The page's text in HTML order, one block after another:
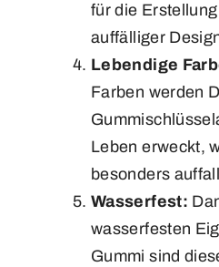
für die
auffälliger
Lebendige
Farben werden
Leben erweckt,
besonders
Wasserfest:
wasserfesten
Gummi sind